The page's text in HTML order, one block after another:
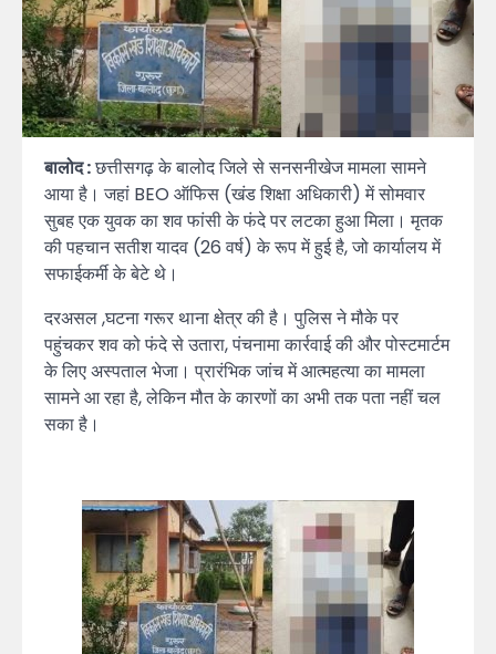
बालोद :छत्तीसगढ़ के बालोद जिले से सनसनीखेज मामला सामने
आया है। जहां BEO ऑफिस (खंड शिक्षा अधिकारी) में सोमवार
सुबह एक युवक का शव फांसी के फंदे पर लटका हुआ मिला। मृतक
की पहचान सतीश यादव (26 वर्ष) के रूप में हुई है, जो कार्यालय में
सफाईकर्मी के बेटे थे।
दरअसल ,घटना गरूर थाना क्षेत्र की है। पुलिस ने मौके पर
पहुंचकर शव को फंदे से उतारा, पंचनामा कार्रवाई की और पोस्टमार्टम
के लिए अस्पताल भेजा। प्रारंभिक जांच में आत्महत्या का मामला
सामने आ रहा है, लेकिन मौत के कारणों का अभी तक पता नहीं चल
सका है।